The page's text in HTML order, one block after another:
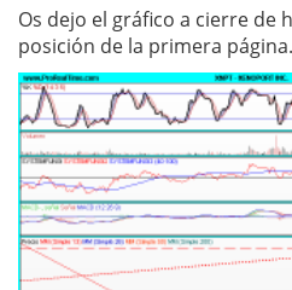
Os dejo el gráfico a cierre de
posición de la primera